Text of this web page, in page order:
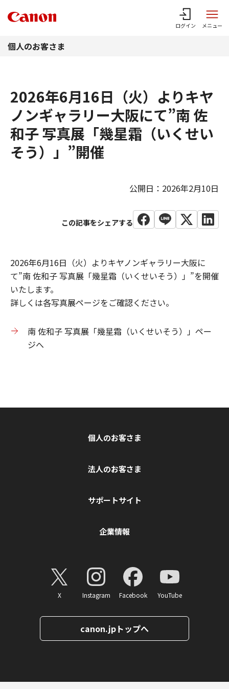
ログイン メニュー
個人のお客さま
2026年6月16日（火）よりキヤ
ノンギャラリー大阪にて”南 佐
和子 写真展「幾星霜（いくせい
そう）」”開催
公開日：2026年2月10日
2026年6月16日（火）よりキヤノンギャラリー大阪に
て”南 佐和子 写真展「幾星霜（いくせいそう）」”を開催
いたします。
詳しくは各写真展ページをご確認ください。
南 佐和子 写真展「幾星霜（いくせいそう）」ペー
ジへ
個人のお客さま
法人のお客さま
サポートサイト
企業情報
X Instagram Facebook YouTube
canon.jpトップへ